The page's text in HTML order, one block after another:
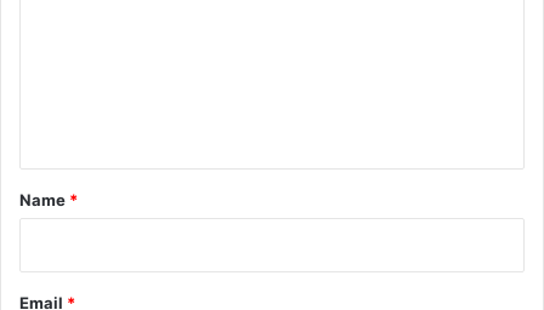
*
Name *
Email *